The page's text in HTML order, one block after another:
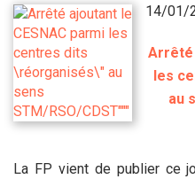
14/01/
Arrêté
les
au
La FP vient de publier ce